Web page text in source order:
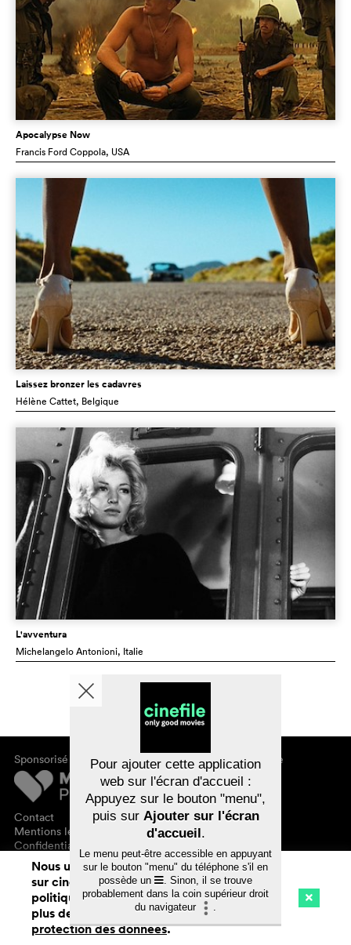
Cinéma Streaming Watchlist (
Apocalypse Now
Francis Ford Coppola, USA
Laissez bronzer les cadavres
Hélène Cattet, Belgique
L'avventura
Michelangelo Antonioni, Italie
Sponsorisé par
Contact
Mentions légales
Confidentialité des données
À propos de cinefile
S'inscrire/s'abonner
Newsletter
FAQ
Bons-cadeaux
Nous utilisons des cookies. En naviguant
sur cinefile.ch, vous acceptez notre
politique d'utilisation des cookies. Pour
plus de détails, voir notredéclaration de
protection des données.
Pour ajouter cette application
web sur l'écran d'accueil :
Appuyez sur le bouton "menu",
puis sur Ajouter sur l'écran
d'accueil.
Le menu peut-être accessible en appuyant
sur le bouton "menu" du téléphone s'il en
possède un
. Sinon, il se trouve
probablement dans la coin supérieur droit
du navigateur
.